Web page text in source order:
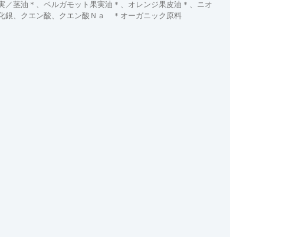
茎油＊、ベルガモット果実油＊、オレンジ果皮油＊、ニオ
銀、クエン酸、クエン酸Ｎａ ＊オーガニック原料